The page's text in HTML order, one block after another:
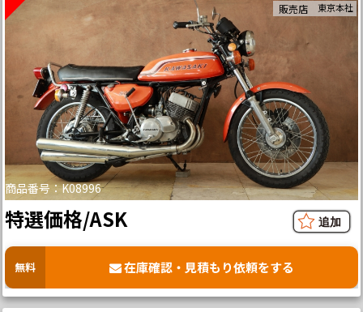
商品番号：K08996
販売店 東京本社
特選価格/ASK
無料 在庫確認・見積もり依頼をする